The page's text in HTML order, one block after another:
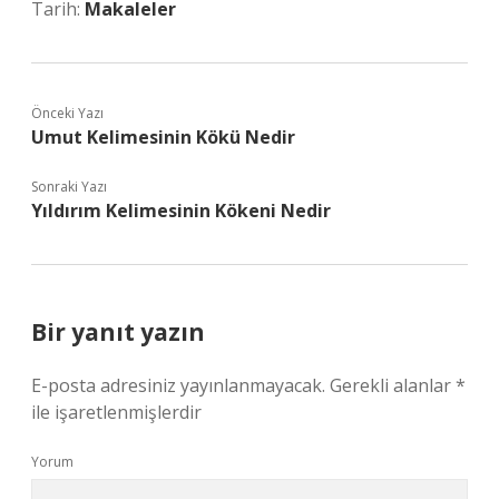
Tarih: Makaleler
Önceki Yazı
Umut Kelimesinin Kökü Nedir
Sonraki Yazı
Yıldırım Kelimesinin Kökeni Nedir
Bir yanıt yazın
E-posta adresiniz yayınlanmayacak. Gerekli alanlar*
ile işaretlenmişlerdir
Yorum